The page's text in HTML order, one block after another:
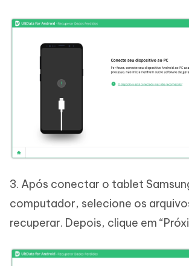
3. Após conectar o tablet
computador, selecione os
recuperar. Depois, clique em